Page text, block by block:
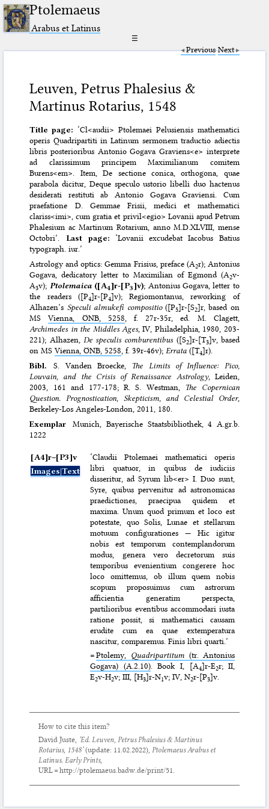
Ptolemaeus
Arabus et Latinus
☰
Previous Next
Leuven, Petrus Phalesius &
Martinus Rotarius, 1548
Title page: ‘Cl<audii> Ptolemaei Pelusiensis mathematici
operis Quadripartiti in Latinum sermonem traductio adiectis
libris posterioribus Antonio Gogava Graviens<e> interprete
ad clarissimum principem Maximilianum comitem
Burens<em>. Item, De sectione conica, orthogona, quae
parabola dicitur, Deque speculo ustorio libelli duo hactenus
desiderati restituti ab Antonio Gogava Graviensi. Cum
praefatione D. Gemmae Frisii, medici et mathematici
clariss<imi>, cum gratia et privil<egio> Lovanii apud Petrum
Phalesium ac Martinum Rotarium, anno M.D.XLVIII, mense
Octobri’.
Last page:
‘Lovanii excudebat Iacobus Batius
typograph. iur.’
Astrology and optics: Gemma Frisius, preface (A2r); Antonius
Gogava, dedicatory letter to Maximilian of Egmond (A2v-
A3v); Ptolemaica([A4]r-[P3]v); Antonius Gogava, letter to
the readers ([P4]r-[P4]v); Regiomontanus, reworking of
Alhazen’s Speculi almukefi compositio([P5]r-[S2]r, based on
MSVienna, ÖNB, 5258 , f. 27r-35r, ed. M. Clagett,
Archimedes in the Middles Ages, IV, Philadelphia, 1980, 203-
221); Alhazen, De speculis comburentibus([S2]r-[T3]v, based
on MSVienna, ÖNB, 5258 , f. 39r-46v); Errata ([T4]r).
Bibl.S. Vanden Broecke, The Limits of Influence: Pico,
Louvain, and the Crisis of Renaissance Astrology, Leiden,
2003, 161 and 177-178; R. S. Westman, The Copernican
Question. Prognostication, Skepticism, and Celestial Order,
Berkeley-Los Angeles-London, 2011, 180.
ExemplarMunich, Bayerische Staatsbibliothek, 4 A.gr.b.
1222
[A4]r–⁠[P3]v
Images|Text
‘Claudii Ptolemaei mathematici operis
libri quatuor, in quibus de iudiciis
disseritur, ad Syrum lib<er> I. Duo sunt,
Syre, quibus pervenitur ad astronomicas
praedictiones, praecipua quidem et
maxima. Unum quod primum et loco est
potestate, quo Solis, Lunae et stellarum
motuum configurationes — Hic igitur
nobis est temporum contemplandorum
modus, genera vero decretorum suis
temporibus evenientium congerere hoc
loco omittemus, ob illum quem nobis
scopum proposuimus cum astrorum
afficientia generatim perspecta,
partilioribus eventibus accommodari iusta
ratione possit, si mathematici causam
erudite cum ea quae extemperatura
nascitur, comparemus. Finis libri quarti.’
=Ptolemy, Quadripartitum(tr. Antonius
Gogava) (A.2.10). Book I, [A4]r-E2r; II,
E2v-H2v; III, [H3]r-N1v; IV, N2r-[P3]v.
How to cite this item?
David Juste, ‘Ed. Leuven, Petrus Phalesius & Martinus
Rotarius, 1548’(update: 11.02.2022),Ptolemaeus Arabus et
Latinus. Early Prints,
URL = http://ptolemaeus.badw.de/print/51.